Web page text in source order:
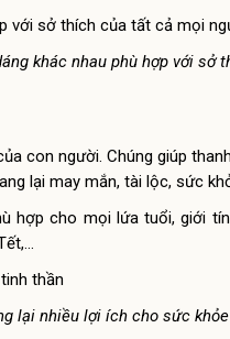
khác nhau phù hợp với sở
con người. Chúng giúp
lại may mắn, tài lộc, sức
hợp cho mọi lứa tuổi, giới
lại nhiều lợi ích cho sức